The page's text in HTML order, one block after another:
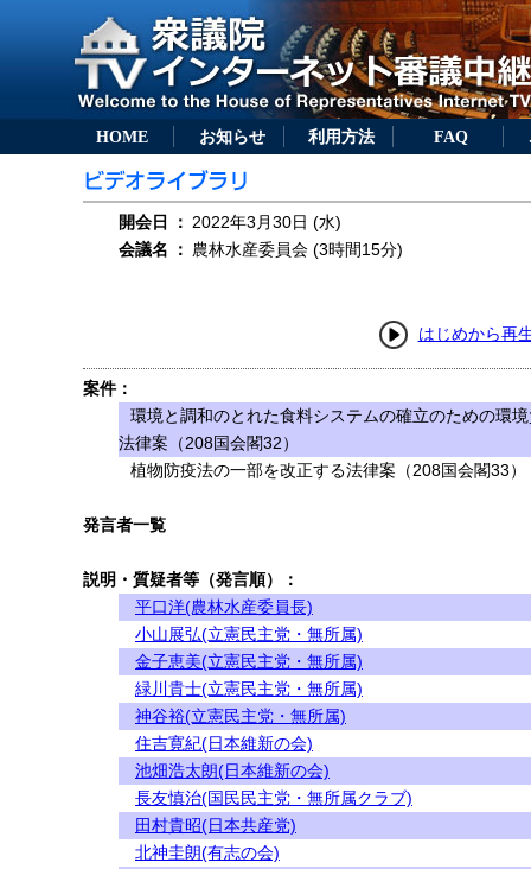
HOME お知らせ 利用方法 FAQ
開会日 ： 2022年3月30日 (水)
会議名
： 農林水産委員会 (3時間15分)
はじめから再
案件：
環境と調和のとれた食料システムの確立のための環
法律案（208国会閣32）
植物防疫法の一部を改正する法律案（208国会閣33）
発言者一覧
説明・質疑者等（発言順）：
平口洋(農林水産委員長)
小山展弘(立憲民主党・無所属)
金子恵美(立憲民主党・無所属)
緑川貴士(立憲民主党・無所属)
神谷裕(立憲民主党・無所属)
住吉寛紀(日本維新の会)
池畑浩太朗(日本維新の会)
長友慎治(国民民主党・無所属クラブ)
田村貴昭(日本共産党)
北神圭朗(有志の会)